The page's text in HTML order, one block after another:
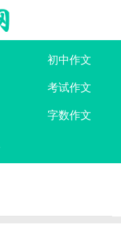
初中作文
考试作文
字数作文